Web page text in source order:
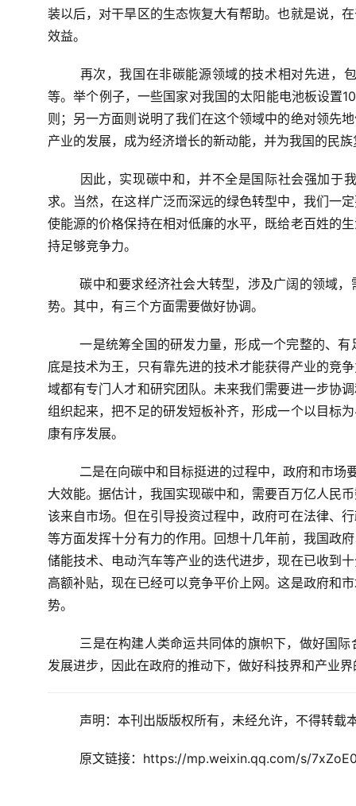
装以后，对干旱区的生态恢复大有帮助。也就是说，
效益。
再次，我国在非碳能源领域的技术相对先进，
等。举个例子，一些国家对我国的太阳能电池板设置
则；另一方面则说明了我们在这个领域中的绝对领先
产业的发展，成为经济增长的新动能，并为我国的民
因此，实现碳中和，并不全是国际社会强加于
求。当然，在这样广泛而深远的绿色转型中，我们一
使能源的价格保持在相对低廉的水平，既给老百姓的
持足够竞争力。
碳中和要求经济社会大转型，涉及广阔的领域
势。其中，有三个方面需要做好协调。
一是统筹全国的研发力量，形成一个完整的、
底是技术为王，只有靠先进的技术才能获得产业的竞
域都有专门人才和研究团队。未来我们需要进一步协
组织起来，把不足的研发短板补齐，形成一个以目标
康有序发展。
二是在向碳中和目标挺进的过程中，政府和市场
大效能。据估计，我国实现碳中和，需要百万亿人民
该来自市场。但在引导投资过程中，政府可在法律、
等方面发挥十分有力的作用。回想十几年前，我国政
储能技术、电动汽车等产业的迭代进步，现在已收到
高额补贴，现在已经可以竞争平价上网。这是政府和
势。
三是在构建人类命运共同体的旗帜下，做好国际
发展进步，因此在政府的推动下，做好科技界和产业
声明：本刊出版版权所有，未经允许，不得转载
原文链接：https://mp.weixin.qq.com/s/